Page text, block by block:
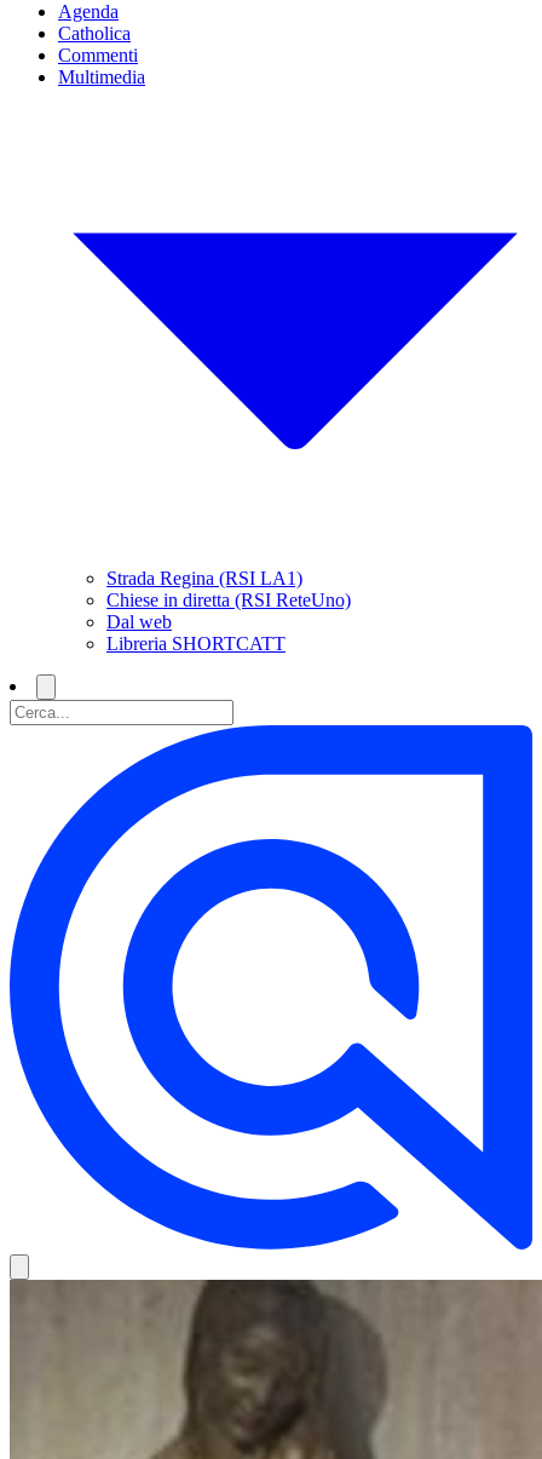
Agenda
Catholica
Commenti
Multimedia
Strada Regina (RSI LA1)
Chiese in diretta (RSI ReteUno)
Dal web
Libreria SHORTCATT